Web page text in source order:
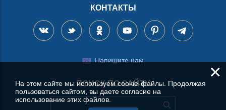
КОНТАКТЫ
Напишите нам
ПОИСК ПО САЙТУ
×
На этом сайте мы используем cookie-файлы. Продолжая
пользоваться сайтом, вы даете согласие на
использование этих файлов.